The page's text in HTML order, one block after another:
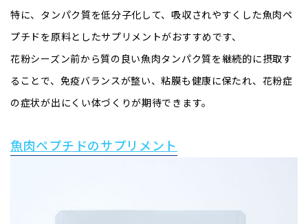
特に、タンパク質を低分子化して、吸収されやすくした魚肉ペ
プチドを原料としたサプリメントがおすすめです、
花粉シーズン前から質の良い魚肉タンパク質を継続的に摂取す
ることで、免疫バランスが整い、粘膜も健康に保たれ、花粉症
の症状が出にくい体づくりが期待できます。
魚肉ペプチドのサプリメント